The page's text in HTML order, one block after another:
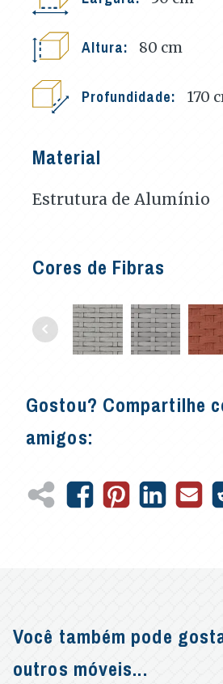
Altura: 80 cm
Profundidade: 170
Material
Estrutura de Alumínio
Cores de Fibras
Gostou? Compartilhe
amigos:
Você também pode
outros móveis...